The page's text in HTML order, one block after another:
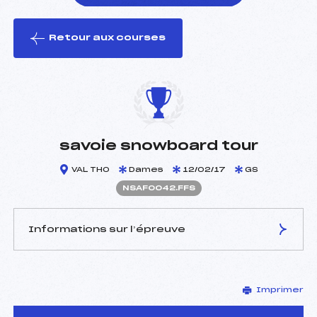
le ski
Retour aux courses
savoie snowboard tour
VAL THO Dames 12/02/17 GS
NSAF0042.FFS
Informations sur l’épreuve
–
Arbitre :
–
Imprimer